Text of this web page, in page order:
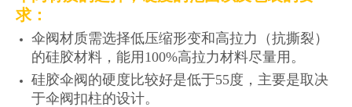
求：
伞阀材质需选择低压缩形变和高拉力（抗撕裂）
的硅胶材料，能用100%高拉力材料尽量用。
硅胶伞阀的硬度比较好是低于55度，主要是取决
于伞阀扣柱的设计。